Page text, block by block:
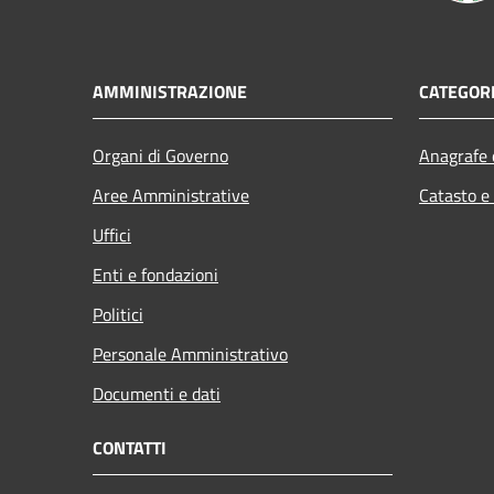
AMMINISTRAZIONE
Organi di Governo
Aree Amministrative
Uffici
Enti e fondazioni
Politici
Personale Amministrativo
Documenti e dati
Catasto
CONTATTI